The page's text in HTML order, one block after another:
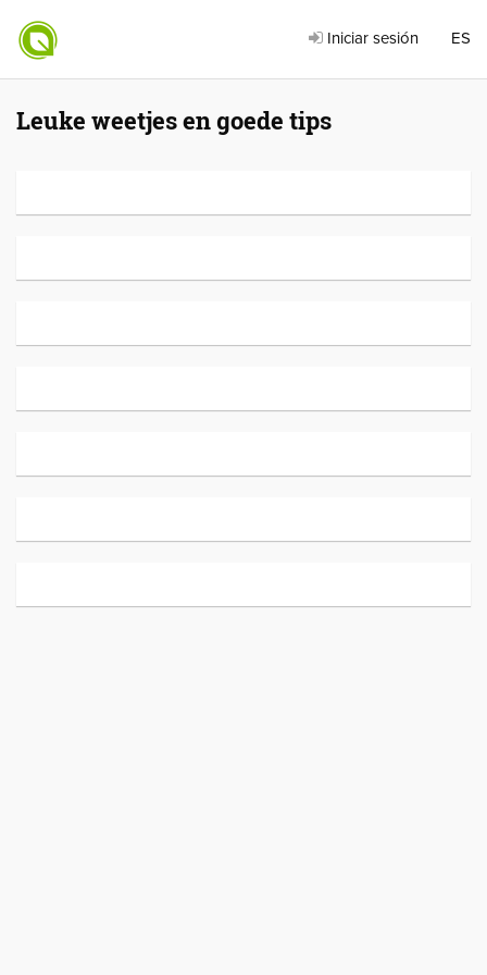
Iniciar sesión ES
Leuke weetjes en goede tips